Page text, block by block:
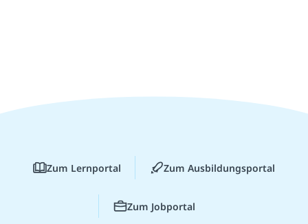
Zum Lernportal Zum Ausbildungsportal
Zum Jobportal